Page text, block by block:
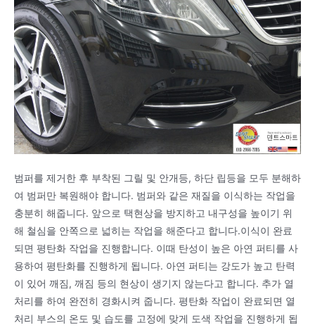
범퍼를 제거한 후 부착된 그릴 및 안개등, 하단 립등을 모두 분해하
여 범퍼만 복원해야 합니다. 범퍼와 같은 재질을 이식하는 작업을
충분히 해줍니다. 앞으로 택현상을 방지하고 내구성을 높이기 위
해 철심을 안쪽으로 넓히는 작업을 해준다고 합니다.이식이 완료
되면 평탄화 작업을 진행합니다. 이때 탄성이 높은 아연 퍼티를 사
용하여 평탄화를 진행하게 됩니다. 아연 퍼티는 강도가 높고 탄력
이 있어 깨짐, 깨짐 등의 현상이 생기지 않는다고 합니다. 추가 열
처리를 하여 완전히 경화시켜 줍니다. 평탄화 작업이 완료되면 열
처리 부스의 온도 및 습도를 고정에 맞게 도색 작업을 진행하게 됩